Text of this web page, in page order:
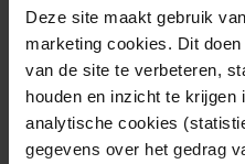
Deze site maakt gebruik
marketing cookies. Dit
van de site te verbeteren,
houden en inzicht te krijgen
analytische cookies
gegevens over het gedrag